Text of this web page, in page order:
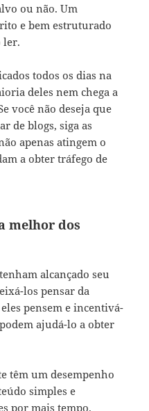
ou não. Um
e bem estruturado
ler.
todos os dias na
deles nem chega a
você não deseja que
de blogs, siga as
apenas atingem o
a obter tráfego de
melhor dos
alcançado seu
los pensar da
pensem e incentivá-
ajudá-lo a obter
têm um desempenho
simples e
por mais tempo.